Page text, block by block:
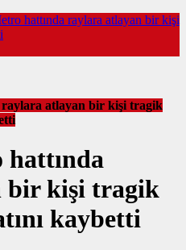
hattında raylara atlayan bir kişi
raylara atlayan bir kişi tragik
hattında
bir kişi tragik
kaybetti